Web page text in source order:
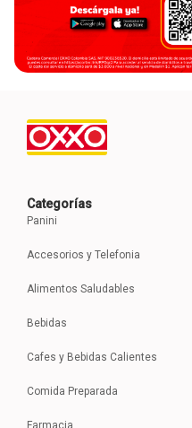
Categorías
Panini
Accesorios y Telefonia
Alimentos Saludables
Bebidas
Cafes y Bebidas Calientes
Comida Preparada